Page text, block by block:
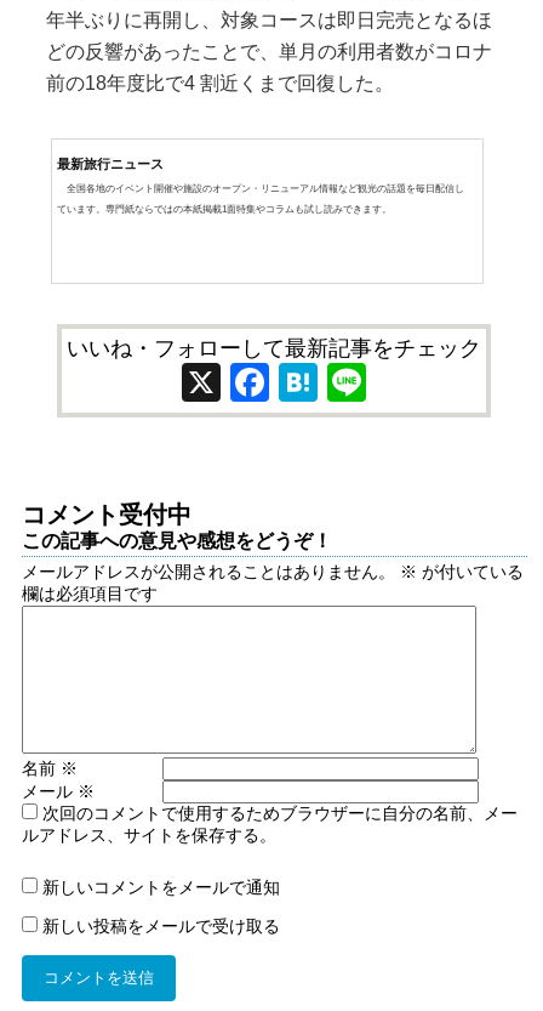
年半ぶりに再開し、対象コースは即日完売となるほ
どの反響があったことで、単月の利用者数がコロナ
前の18年度比で4 割近くまで回復した。
最新旅行ニュース
全国各地のイベント開催や施設のオープン・リニューアル情報など観光の話題を毎日配信し
ています。専門紙ならではの本紙掲載1面特集やコラムも試し読みできます。
いいね・フォローして最新記事をチェック
X Facebook
Hatena
コメント受付中
この記事への意見や感想をどうぞ！
メールアドレスが公開されることはありません。 ※ が付いている
欄は必須項目です
名前 ※
メール ※
次回のコメントで使用するためブラウザーに自分の名前、メー
ルアドレス、サイトを保存する。
新しいコメントをメールで通知
新しい投稿をメールで受け取る